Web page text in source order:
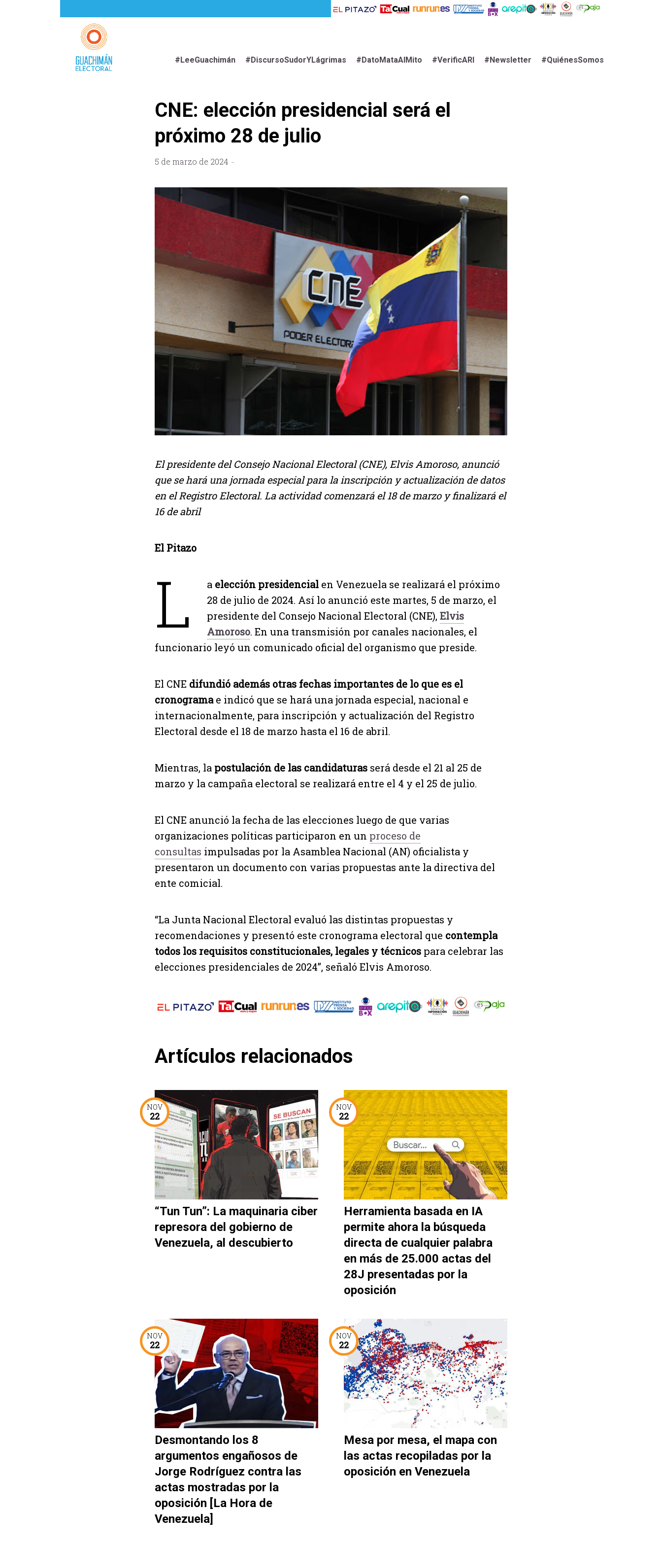
#LeeGuachimán #DiscursoSudorYLágrimas #DatoMataAlMito #VerificARI #Newsletter #QuiénesSomos
CNE: elección presidencial será el
próximo 28 de julio
5 de marzo de 2024
El presidente del Consejo Nacional Electoral (CNE), Elvis Amoroso, anunció
que se hará una jornada especial para la inscripción y actualización de datos
en el Registro Electoral. La actividad comenzará el 18 de marzo y finalizará el
16 de abril
El Pitazo
L a elección presidencial en Venezuela se realizará el próximo
28 de julio de 2024. Así lo anunció este martes, 5 de marzo, el
presidente del Consejo Nacional Electoral (CNE), Elvis
Amoroso. En una transmisión por canales nacionales, el
funcionario leyó un comunicado oficial del organismo que preside.
El CNE difundió además otras fechas importantes de lo que es el
cronogramae indicó que se hará una jornada especial, nacional e
internacionalmente, para inscripción y actualización del Registro
Electoral desde el 18 de marzo hasta el 16 de abril.
Mientras, la postulación de las candidaturas será desde el 21 al 25 de
marzo y la campaña electoral se realizará entre el 4 y el 25 de julio.
El CNE anunció la fecha de las elecciones luego de que varias
organizaciones políticas participaron en un proceso de
consultas impulsadas por la Asamblea Nacional (AN) oficialista y
presentaron un documento con varias propuestas ante la directiva del
ente comicial.
“La Junta Nacional Electoral evaluó las distintas propuestas y
recomendaciones y presentó este cronograma electoral que contempla
todos los requisitos constitucionales, legales y técnicos para celebrar las
elecciones presidenciales de 2024”, señaló Elvis Amoroso.
Artículos relacionados
NOV
22
“Tun Tun”: La maquinaria ciber
represora del gobierno de
Venezuela, al descubierto
NOV
22
Herramienta basada en IA
permite ahora la búsqueda
directa de cualquier palabra
en más de 25.000 actas del
28J presentadas por la
oposición
NOV
22
Desmontando los 8
argumentos engañosos de
Jorge Rodríguez contra las
actas mostradas por la
oposición [La Hora de
Venezuela]
NOV
22
Mesa por mesa, el mapa con
las actas recopiladas por la
oposición en Venezuela